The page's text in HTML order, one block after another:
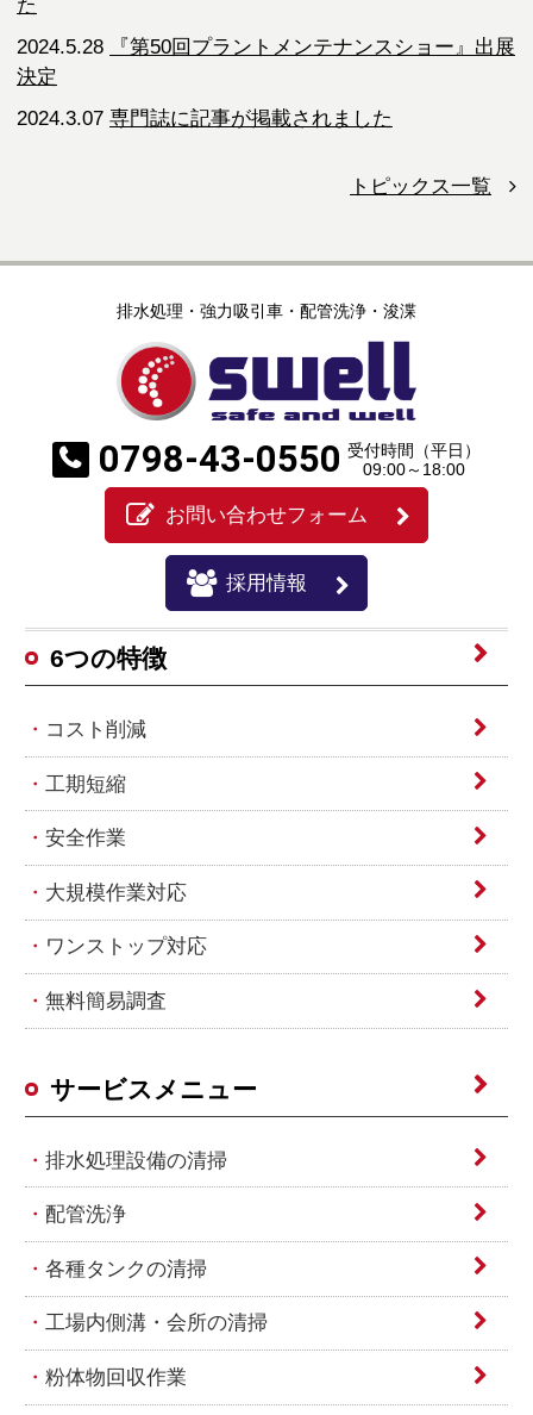
た
2024.5.28
『第50回プラントメンテナンスショー』出展
決定
2024.3.07 専門誌に記事が掲載されました
トピックス一覧
排水処理・強力吸引車・配管洗浄・浚渫
0798-43-0550 受付時間（平日）
09:00～18:00
お問い合わせフォーム
採用情報
6つの特徴
コスト削減
工期短縮
安全作業
大規模作業対応
ワンストップ対応
無料簡易調査
サービスメニュー
排水処理設備の清掃
配管洗浄
各種タンクの清掃
工場内側溝・会所の清掃
粉体物回収作業